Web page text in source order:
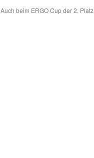
Auch beim ERGO Cup der 2. Platz